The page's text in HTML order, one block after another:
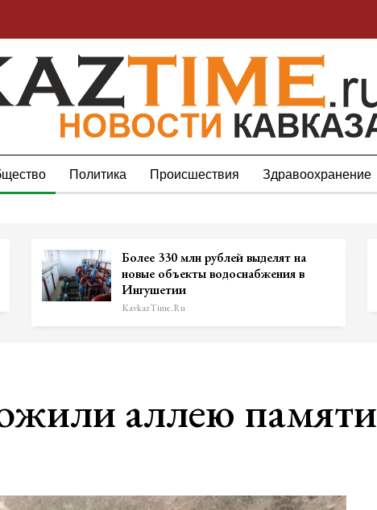
Политика Происшествия Здравоохранение
Более 330 млн рублей выделят на
новые объекты водоснабжения в
Ингушетии
KavkazTime.ru
аллею